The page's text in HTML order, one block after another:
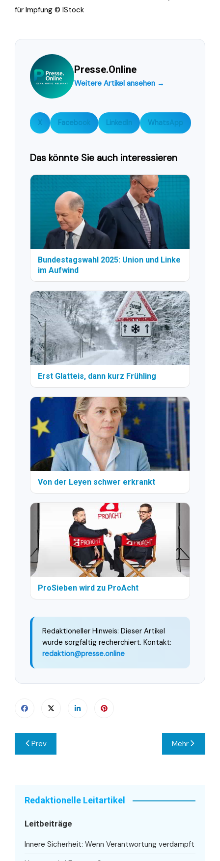
für Impfung © IStock
Presse.Online
Weitere Artikel ansehen →
X Facebook LinkedIn WhatsApp
Das könnte Sie auch interessieren
Bundestagswahl 2025: Union und Linke
im Aufwind
Erst Glatteis, dann kurz Frühling
Von der Leyen schwer erkrankt
ProSieben wird zu ProAcht
Redaktioneller Hinweis: Dieser Artikel
wurde sorgfältig recherchiert. Kontakt:
redaktion@presse.online
Beitragsnavigation
Prev Mehr
Redaktionelle Leitartikel
Leitbeiträge
Innere Sicherheit: Wenn Verantwortung verdampft